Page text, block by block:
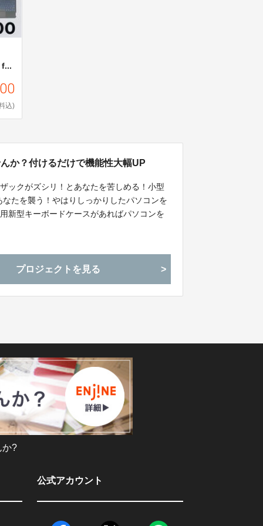
込)
か？付けるだけで機能性大幅UP
ックがズシリ！とあなたを苦しめる！小型
たを襲う！やはりしっかりしたパソコンを
新型キーボードケースがあればパソコンを
プロジェクトを見る
か?
公式アカウント